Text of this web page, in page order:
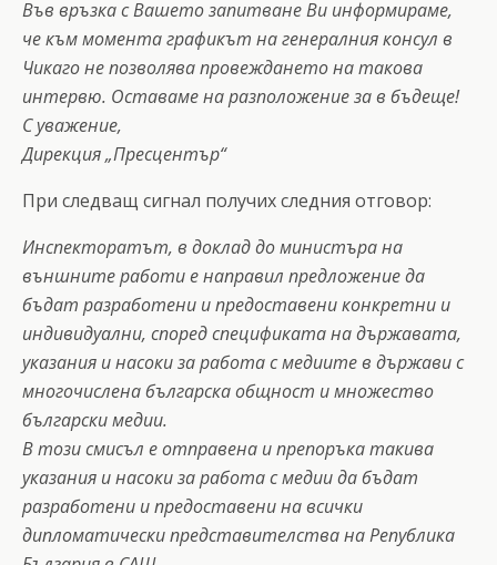
Във връзка с Вашето запитване Ви информираме,
че към момента графикът на генералния консул в
Чикаго не позволява провеждането на такова
интервю. Оставаме на разположение за в бъдеще!
С уважение,
Дирекция „Пресцентър“
При следващ сигнал получих следния отговор:
Инспекторатът, в доклад до министъра на
външните работи е направил предложение да
бъдат разработени и предоставени конкретни и
индивидуални, според спецификата на държавата,
указания и насоки за работа с медиите в държави с
многочислена българска общност и множество
български медии.
В този смисъл е отправена и препоръка такива
указания и насоки за работа с медии да бъдат
разработени и предоставени на всички
дипломатически представителства на Република